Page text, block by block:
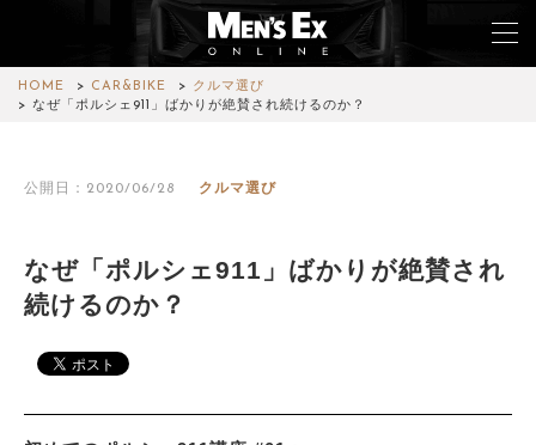
HOME CAR&BIKE
クルマ選び
なぜ「ポルシェ911」ばかりが絶賛され続けるのか？
公開日：2020/06/28 クルマ選び
なぜ「ポルシェ911」ばかりが絶賛され
続けるのか？
WATCH
CAR&BIKE
LIFESTYLE